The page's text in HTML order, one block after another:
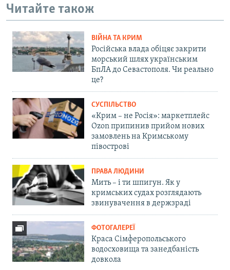
Читайте також
ВІЙНА ТА КРИМ
Російська влада обіцяє закрити
морський шлях українським
БпЛА до Севастополя. Чи реально
це?
СУСПІЛЬСТВО
«Крим – не Росія»: маркетплейс
Ozon припинив прийом нових
замовлень на Кримському
півострові
ПРАВА ЛЮДИНИ
Мить – і ти шпигун. Як у
кримських судах розглядають
звинувачення в держзраді
ФОТОГАЛЕРЕЇ
Краса Сімферопольського
водосховища та занедбаність
довкола